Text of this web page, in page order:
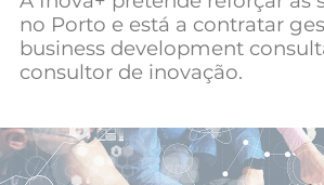
Tecnologia
Negócios
no Porto e está a contratar
business development
consultor de inovação.